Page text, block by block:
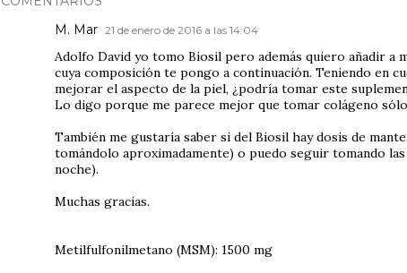
M. Mar 21 de enero de 2016 a las 14:04
Adolfo David yo tomo Biosil pero además quiero añadir a
cuya composición te pongo a continuación. Teniendo en
mejorar el aspecto de la piel, ¿podría tomar este
Lo digo porque me parece mejor que tomar colágeno
También me gustaría saber si del Biosil hay dosis de
tomándolo aproximadamente) o puedo seguir tomando las
noche).
Muchas gracias.
Metilfulfonilmetano (MSM): 1500 mg